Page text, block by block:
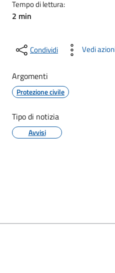
Tempo di lettura:
2 min
Condividi Vedi
Argomenti
Protezione civile
Tipo di notizia
Avvisi